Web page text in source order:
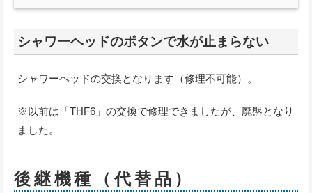
シャワーヘッドのボタンで水が止まらない
シャワーヘッドの交換となります（修理不可能）。
※以前は「THF6」の交換で修理できましたが、廃盤となり
ました。
後継機種（代替品）